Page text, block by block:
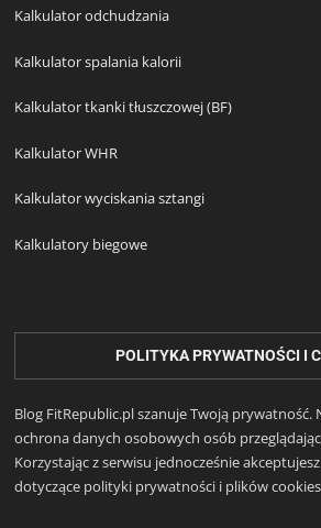
Kalkulator odchudzania
Kalkulator spalania kalorii
Kalkulator tkanki tłuszczowej (BF)
Kalkulator WHR
Kalkulator wyciskania sztangi
Kalkulatory biegowe
POLITYKA PRYWATNOŚCI I
Blog FitRepublic.pl szanuje Twoją
ochrona danych osobowych osób
Korzystając z serwisu jednocześnie
dotyczące polityki prywatności i plików